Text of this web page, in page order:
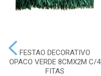
FESTAO DECORATIVO
OPACO VERDE 8CMX2M C/4
FITAS